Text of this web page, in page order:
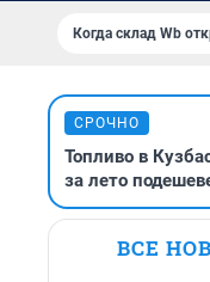
Когда склад Wb
СРОЧНО
Топливо в
за лето
ВСЕ